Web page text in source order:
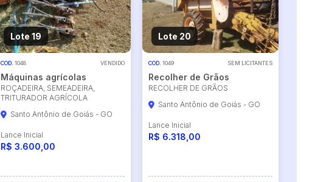
Lote 19
COD. 1048 VENDIDO
Máquinas agrícolas
ROÇADEIRA, SEMEADEIRA,
TRITURADOR AGRÍCOLA
Santo Antônio de Goiás - GO
Lance Inicial
R$ 3.600,00
Lote 20
COD. 1049 SEM LICITANTES
Recolher de Grãos
RECOLHER DE GRÃOS
Santo Antônio de Goiás - GO
Lance Inicial
R$ 6.318,00